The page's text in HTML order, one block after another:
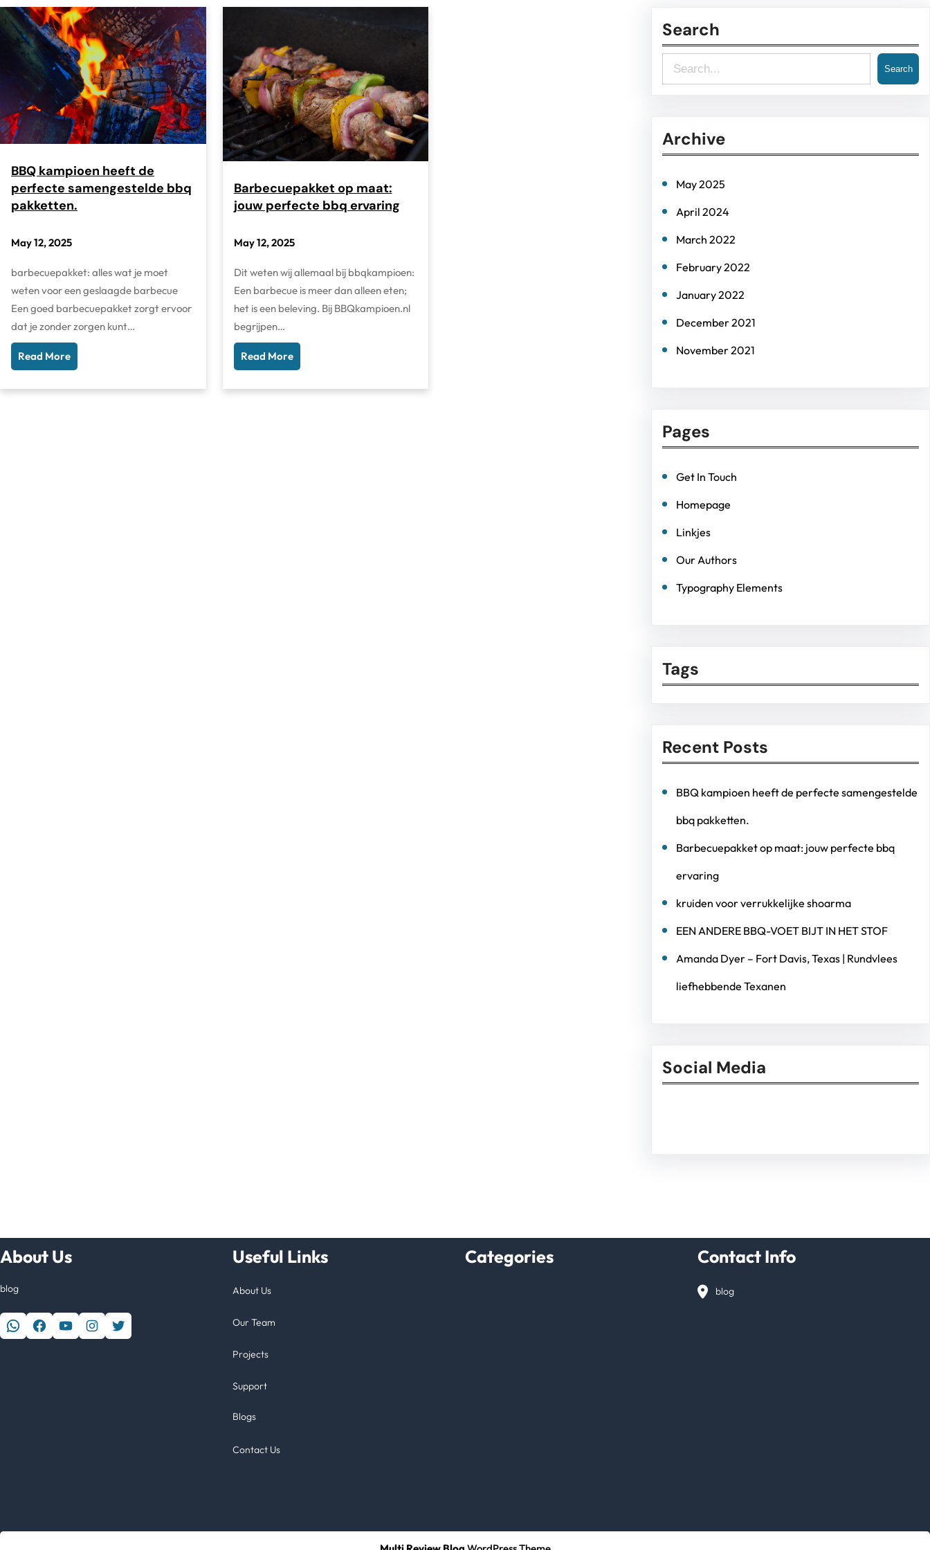
BBQ kampioen heeft de
perfecte samengestelde bbq
pakketten.
May 12, 2025
barbecuepakket: alles wat je moet
weten voor een geslaagde barbecue
Een goed barbecuepakket zorgt ervoor
dat je zonder zorgen kunt…
Read More
Barbecuepakket op maat:
jouw perfecte bbq ervaring
May 12, 2025
Dit weten wij allemaal bij bbqkampioen:
Een barbecue is meer dan alleen eten;
het is een beleving. Bij BBQkampioen.nl
begrijpen…
Read More
Search
e
r
c
h
Search
Archive
May 2025
April 2024
March 2022
February 2022
January 2022
December 2021
November 2021
Pages
Get In Touch
Homepage
Linkjes
Our Authors
Typography Elements
Tags
Recent Posts
BBQ kampioen heeft de perfecte samengestelde
bbq pakketten.
Barbecuepakket op maat: jouw perfecte bbq
ervaring
kruiden voor verrukkelijke shoarma
EEN ANDERE BBQ-VOET BIJT IN HET STOF
Amanda Dyer – Fort Davis, Texas | Rundvlees
liefhebbende Texanen
Social Media
About Us
blog
WhatsApp Facebook YouTube Instagram Twitter
Useful Links
About Us
Our Team
Projects
Support
Blogs
Contact Us
Categories Contact Info
blog